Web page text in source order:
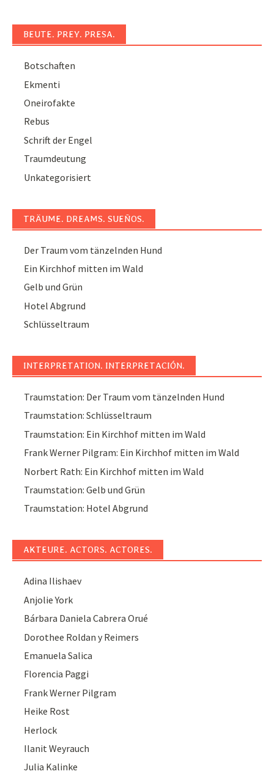
BEUTE. PREY. PRESA.
Botschaften
Ekmenti
Oneirofakte
Rebus
Schrift der Engel
Traumdeutung
Unkategorisiert
TRÄUME. DREAMS. SUEÑOS.
Der Traum vom tänzelnden Hund
Ein Kirchhof mitten im Wald
Gelb und Grün
Hotel Abgrund
Schlüsseltraum
INTERPRETATION. INTERPRETACIÓN.
Traumstation: Der Traum vom tänzelnden Hund
Traumstation: Schlüsseltraum
Traumstation: Ein Kirchhof mitten im Wald
Frank Werner Pilgram: Ein Kirchhof mitten im Wald
Norbert Rath: Ein Kirchhof mitten im Wald
Traumstation: Gelb und Grün
Traumstation: Hotel Abgrund
AKTEURE. ACTORS. ACTORES.
Adina Ilishaev
Anjolie York
Bárbara Daniela Cabrera Orué
Dorothee Roldan y Reimers
Emanuela Salica
Florencia Paggi
Frank Werner Pilgram
Heike Rost
Herlock
Ilanit Weyrauch
Julia Kalinke